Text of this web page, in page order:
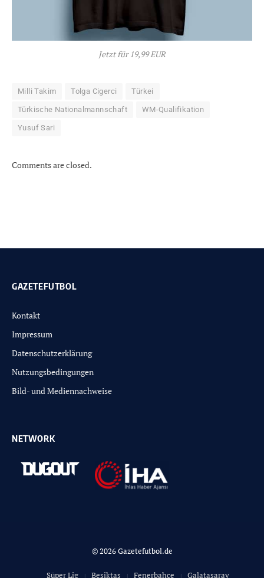
Jetzt für 19,99 EUR
Milli Takim Tolga Cigerci Türkei
Türkische Nationalmannschaft WM-Qualifikation
Yusuf Sari
Comments are closed.
GAZETEFUTBOL
Kontakt
Impressum
Datenschutzerklärung
Nutzungsbedingungen
Bild- und Mediennachweise
NETWORK
© 2026 Gazetefutbol.de
Süper Lig Besiktas Fenerbahce Galatasaray